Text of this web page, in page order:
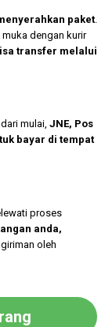
paket
dengan kurir
transfer melalui
mulai, JNE, Pos
bayar di tempat
proses
anda,
oleh